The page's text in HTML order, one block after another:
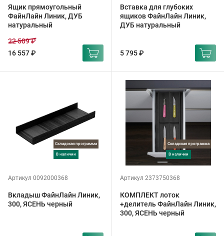
Ящик прямоугольный
ФайнЛайн Линик, ДУБ
натуральный
16 557 ₽
22 509 ₽
Вставка для глубоких
ящиков ФайнЛайн Линик,
ДУБ натуральный
5 795 ₽
Складская программа
в наличии
Артикул 0092000368
Вкладыш ФайнЛайн Линик,
300, ЯСЕНЬ черный
Складская программа
в наличии
Артикул 2373750368
КОМПЛЕКТ лоток
+делитель ФайнЛайн Линик,
300, ЯСЕНЬ черный